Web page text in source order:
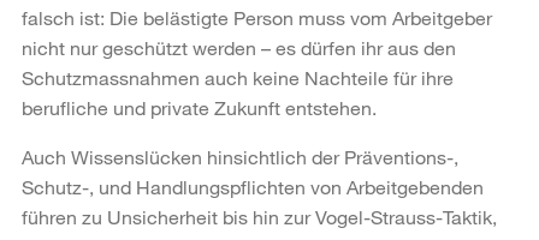
falsch ist: Die belästigte Person muss vom Arbeitgeber
nicht nur geschützt werden – es dürfen ihr aus den
Schutzmassnahmen auch keine Nachteile für ihre
berufliche und private Zukunft entstehen.
Auch Wissenslücken hinsichtlich der Präventions-,
Schutz-, und Handlungspflichten von Arbeitgebenden
führen zu Unsicherheit bis hin zur Vogel-Strauss-Taktik,